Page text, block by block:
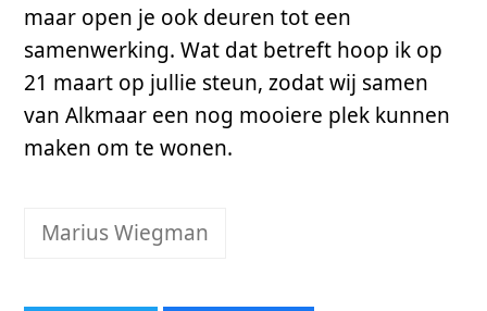
maar open je ook deuren tot een
samenwerking. Wat dat betreft hoop ik op
21 maart op jullie steun, zodat wij samen
van Alkmaar een nog mooiere plek kunnen
maken om te wonen.
Marius Wiegman